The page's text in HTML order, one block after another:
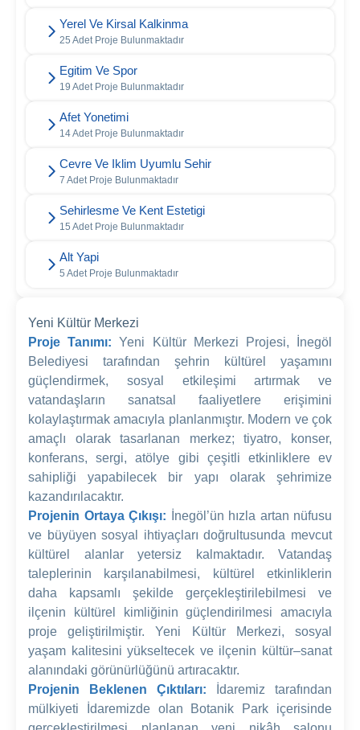
Yerel Ve Kirsal Kalkinma
25 Adet Proje Bulunmaktadır
Egitim Ve Spor
19 Adet Proje Bulunmaktadır
Afet Yonetimi
14 Adet Proje Bulunmaktadır
Cevre Ve Iklim Uyumlu Sehir
7 Adet Proje Bulunmaktadır
Sehirlesme Ve Kent Estetigi
15 Adet Proje Bulunmaktadır
Alt Yapi
5 Adet Proje Bulunmaktadır
Yeni Kültür Merkezi
Proje Tanımı:Yeni Kültür Merkezi Projesi, İnegöl
Belediyesi tarafından şehrin kültürel yaşamını
güçlendirmek, sosyal etkileşimi artırmak ve
vatandaşların sanatsal faaliyetlere erişimini
kolaylaştırmak amacıyla planlanmıştır. Modern ve çok
amaçlı olarak tasarlanan merkez; tiyatro, konser,
konferans, sergi, atölye gibi çeşitli etkinliklere ev
sahipliği yapabilecek bir yapı olarak şehrimize
kazandırılacaktır.
Projenin Ortaya Çıkışı:
İnegöl’ün hızla artan nüfusu
ve büyüyen sosyal ihtiyaçları doğrultusunda mevcut
kültürel alanlar yetersiz kalmaktadır. Vatandaş
taleplerinin karşılanabilmesi, kültürel etkinliklerin
daha kapsamlı şekilde gerçekleştirilebilmesi ve
ilçenin kültürel kimliğinin güçlendirilmesi amacıyla
proje geliştirilmiştir. Yeni Kültür Merkezi, sosyal
yaşam kalitesini yükseltecek ve ilçenin kültür–sanat
alanındaki görünürlüğünü artıracaktır.
Projenin Beklenen Çıktıları:
İdaremiz tarafından
mülkiyeti İdaremizde olan Botanik Park içerisinde